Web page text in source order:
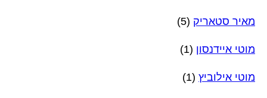
מאיר סטאריק (5)
מוטי איידנסון (1)
מוטי אילוביץ (1)